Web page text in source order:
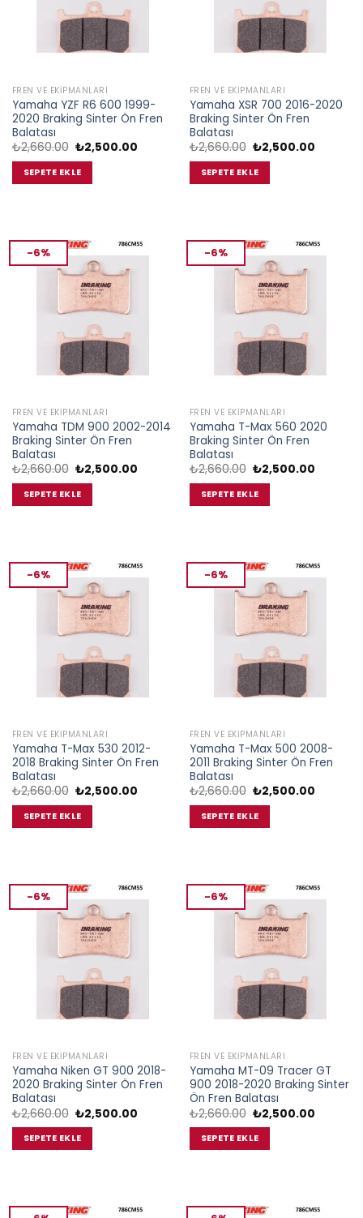
FREN VE EKIPMANLARI
Yamaha YZF R6 600 1999-
2020 Braking Sinter Ön Fren
Balatası
₺2,660.00 Orijinal
fiyat:
₺2,660.00.
₺2,500.00Şu
SEPETE EKLE
FREN VE EKIPMANLARI
Yamaha XSR 700 2016-2020
Braking Sinter Ön Fren
Balatası
₺2,660.00 Orijinal
fiyat:
₺2,660.00.
₺2,500.00Şu
SEPETE EKLE
-6%
FREN VE EKIPMANLARI
Yamaha TDM 900 2002-2014
Braking Sinter Ön Fren
Balatası
₺2,660.00 Orijinal
fiyat:
₺2,660.00.
₺2,500.00Şu
SEPETE EKLE
-6%
FREN VE EKIPMANLARI
Yamaha T-Max 560 2020
Braking Sinter Ön Fren
Balatası
₺2,660.00 Orijinal
fiyat:
₺2,660.00.
₺2,500.00Şu
SEPETE EKLE
-6%
FREN VE EKIPMANLARI
Yamaha T-Max 530 2012-
2018 Braking Sinter Ön Fren
Balatası
₺2,660.00 Orijinal
fiyat:
₺2,660.00.
₺2,500.00Şu
SEPETE EKLE
-6%
FREN VE EKIPMANLARI
Yamaha T-Max 500 2008-
2011 Braking Sinter Ön Fren
Balatası
₺2,660.00 Orijinal
fiyat:
₺2,660.00.
₺2,500.00Şu
SEPETE EKLE
-6%
FREN VE EKIPMANLARI
Yamaha Niken GT 900 2018-
2020 Braking Sinter Ön Fren
Balatası
₺2,660.00 Orijinal
fiyat:
₺2,660.00.
₺2,500.00Şu
SEPETE EKLE
-6%
FREN VE EKIPMANLARI
Yamaha MT-09 Tracer GT
900 2018-2020 Braking Sinter
Ön Fren Balatası
₺2,660.00 Orijinal
fiyat:
₺2,660.00.
₺2,500.00Şu
SEPETE EKLE